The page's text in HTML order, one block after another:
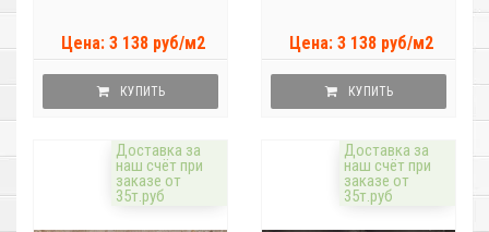
Цена: 3 138 руб/м2
КУПИТЬ
Цена: 3 138 руб/м2
КУПИТЬ
Доставка за
наш счёт при
заказе от
35т.руб
Доставка за
наш счёт при
заказе от
35т.руб